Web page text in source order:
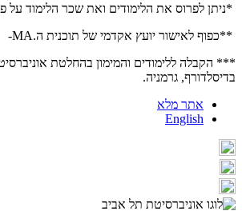
*ניתן לפרוס את הלימודים ואת שכר הלימוד על
**כפוף לאישור יועץ אקדמי של תוכנית ה-MA.
*** הקבלה ללימודים והמימון בהחלטת
בדיסלדורף, גרמניה.
אתר מלא
English